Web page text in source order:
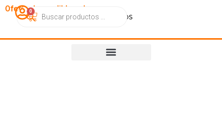
OfertasImperdibles.cl
CatálogoContactoNosotros
0